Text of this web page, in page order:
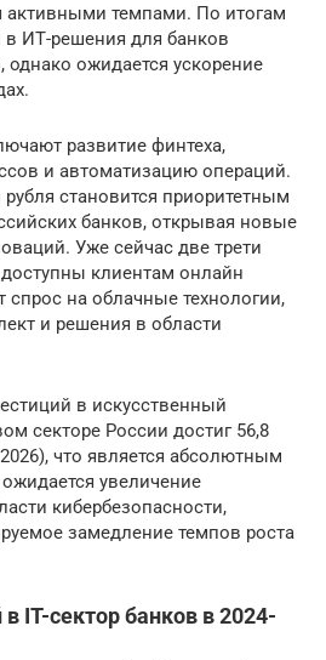
активными темпами. По итогам
в ИТ-решения для банков
ожидается ускорение
развитие финтеха,
и автоматизацию операций.
становится приоритетным
банков, открывая новые
Уже сейчас две трети
клиентам онлайн
спрос на облачные технологии,
и решения в области
в искусственный
секторе России достиг 56,8
что является абсолютным
увеличение
кибербезопасности,
замедление темпов роста
IT-сектор банков в 2024-